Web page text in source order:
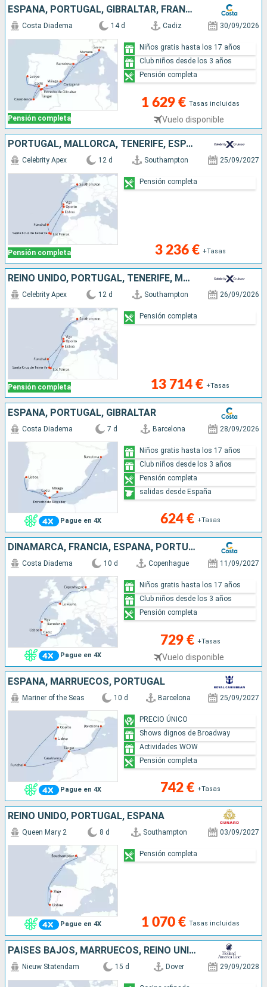
ESPAÑA, PORTUGAL, GIBRALTAR, FRANCIA, ITALIA Y MARRUECOS
Pensión completa
Costa Diadema 14 d Cadiz 30/09/2026
1 629 € Tasas incluidas
Vuelo disponible
Niños gratis hasta los 17 años
Club niños desde los 3 años
Pensión completa
PORTUGAL, MALLORCA, TENERIFE, ESPAÑA, REINO UNIDO
Pensión completa
Celebrity Apex 12 d Southampton 25/09/2027
3 236 € +Tasas
Pensión completa
REINO UNIDO, PORTUGAL, TENERIFE, MALLORCA, ESPAÑA
Pensión completa
Celebrity Apex 12 d Southampton 26/09/2026
13 714 € +Tasas
Pensión completa
ESPAÑA, PORTUGAL, GIBRALTAR
Pague en 4X
Costa Diadema 7 d Barcelona 28/09/2026
624 € +Tasas
Niños gratis hasta los 17 años
Club niños desde los 3 años
Pensión completa
salidas desde España
DINAMARCA, FRANCIA, ESPAÑA, PORTUGAL
Pague en 4X
Costa Diadema 10 d Copenhague 11/09/2027
729 € +Tasas
Vuelo disponible
Niños gratis hasta los 17 años
Club niños desde los 3 años
Pensión completa
ESPAÑA, MARRUECOS, PORTUGAL
Pague en 4X
Mariner of the Seas 10 d Barcelona 25/09/2027
742 € +Tasas
PRECIO ÚNICO
Shows dignos de Broadway
Actividades WOW
Pensión completa
REINO UNIDO, PORTUGAL, ESPAÑA
Pague en 4X
Queen Mary 2 8 d Southampton 03/09/2027
1 070 € Tasas incluidas
Pensión completa
PAISES BAJOS, MARRUECOS, REINO UNIDO, PORTUGAL, TENERIFE, LANZAROTE
Nieuw Statendam 15 d Dover 29/09/2028